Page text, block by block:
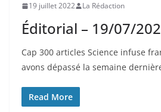
19 juillet 2022 La Rédaction
Éditorial – 19/07/
Cap 300 articles Science infuse
avons dépassé la semaine
Read More